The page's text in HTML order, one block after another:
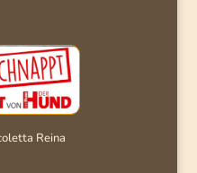
Reina